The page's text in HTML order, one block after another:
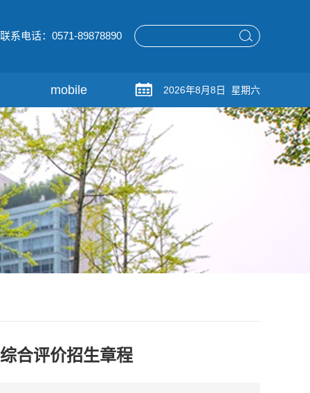
联系电话：0571-89878890
mobile 2026年8月8日 星期六
合评价招生章程